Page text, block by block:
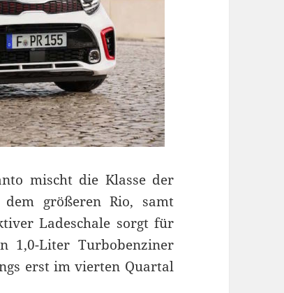
mischt die Klasse der
größeren Rio, samt
Ladeschale sorgt für
1,0-Liter Turbobenziner
erst im vierten Quartal